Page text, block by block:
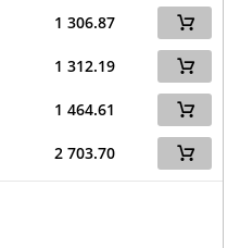
1 306.87
1 312.19
1 464.61
2 703.70